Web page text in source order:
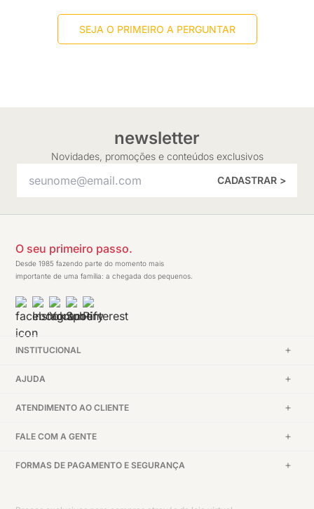
SEJA O PRIMEIRO A PERGUNTAR
newsletter
Novidades, promoções e conteúdos exclusivos
CADASTRAR >
O seu primeiro passo.
Desde 1985 fazendo parte do momento mais
importante de uma família: a chegada dos pequenos.
INSTITUCIONAL
AJUDA
ATENDIMENTO AO CLIENTE
FALE COM A GENTE
FORMAS DE PAGAMENTO E SEGURANÇA